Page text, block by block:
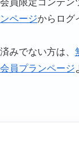
員限定コンテン
ページからログ
みでない方は、
員プランページ